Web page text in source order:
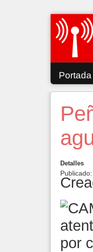
Portada
Detalles
por